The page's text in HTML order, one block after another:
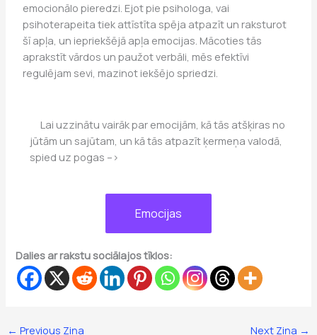
emocionālo pieredzi. Ejot pie psihologa, vai
psihoterapeita tiek attīstīta spēja atpazīt un raksturot
šī apļa, un iepriekšējā apļa emocijas. Mācoties tās
aprakstīt vārdos un paužot verbāli, mēs efektīvi
regulējam sevi, mazinot iekšējo spriedzi.
Lai uzzinātu vairāk par emocijām, kā tās atšķiras no
jūtām un sajūtam, un kā tās atpazīt ķermeņa valodā,
spied uz pogas –>
Emocijas
Dalies ar rakstu sociālajos tīklos:
← Previous Ziņa Next Ziņa →